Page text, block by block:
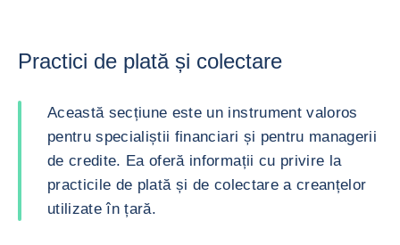
Practici de plată și colectare
Această secțiune este un instrument valoros
pentru specialiștii financiari și pentru managerii
de credite. Ea oferă informații cu privire la
practicile de plată și de colectare a creanțelor
utilizate în țară.